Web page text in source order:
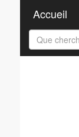
Accueil